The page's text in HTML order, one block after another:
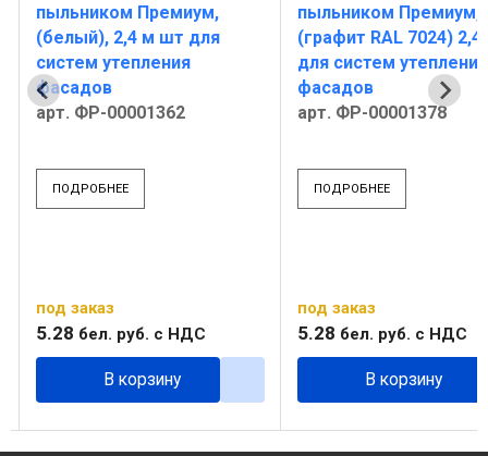
пыльником Премиум,
(белый), 2,4 м шт для
систем утепления
фасадов
арт. ФР-00001362
ПОДРОБНЕЕ
под заказ
5.28 бел. руб. с НДС
В корзину
пыльником Премиум,
(графит RAL 7024) 2,4
для систем утепления
фасадов
арт. ФР-00001378
ПОДРОБНЕЕ
под заказ
5.28 бел. руб. с НДС
В корзину